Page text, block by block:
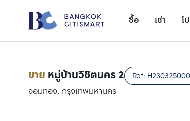
ซื้อ เช่า โ
ขาย หมู่บ้านวิชิตนคร 2 Ref:
จอมทอง, กรุงเทพมหานคร